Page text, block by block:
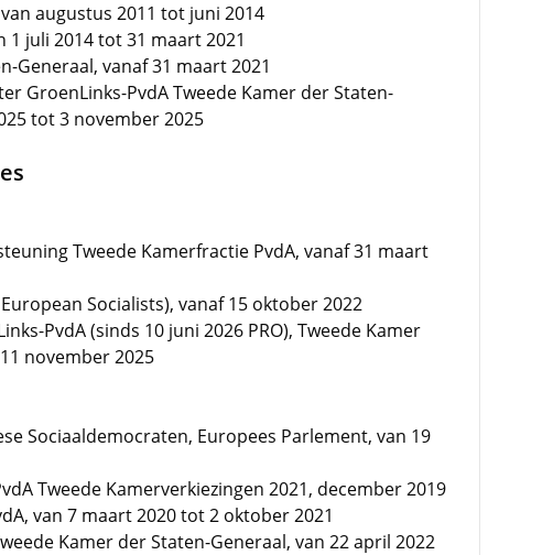
augustus 2011 tot juni 2014
1 juli 2014 tot 31 maart 2021
Generaal, vanaf 31 maart 2021
GroenLinks-PvdA Tweede Kamer der Staten-
tot 3 november 2025
Tweede Kamerfractie PvdA, vanaf 31 maart
Socialists), vanaf 15 oktober 2022
PvdA (sinds 10 juni 2026 PRO), Tweede Kamer
november 2025
Sociaaldemocraten, Europees Parlement, van 19
Tweede Kamerverkiezingen 2021, december 2019
van 7 maart 2020 tot 2 oktober 2021
Kamer der Staten-Generaal, van 22 april 2022